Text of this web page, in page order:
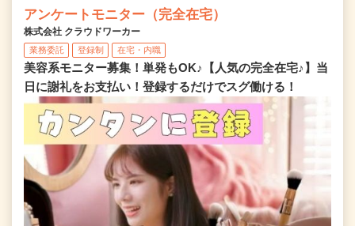
アンケートモニター（完全在宅）
株式会社 クラウドワーカー
業務委託 登録制 在宅・内職
美容系モニター募集！単発もOK♪【人気の完全在宅♪】当
日に謝礼をお支払い！登録するだけでスグ働ける！